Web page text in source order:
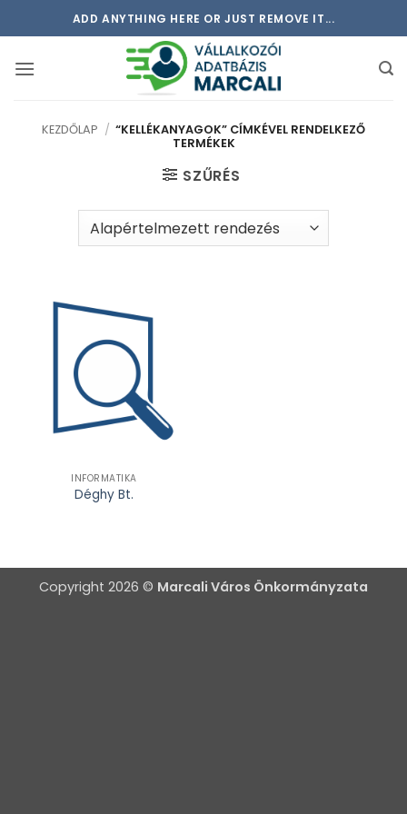
to
ADD ANYTHING HERE OR JUST REMOVE IT...
KEZDŐLAP / “KELLÉKANYAGOK” CÍMKÉVEL RENDELKEZŐ
TERMÉKEK
SZŰRÉS
INFORMATIKA
Déghy Bt.
Copyright 2026 © Marcali Város Önkormányzata